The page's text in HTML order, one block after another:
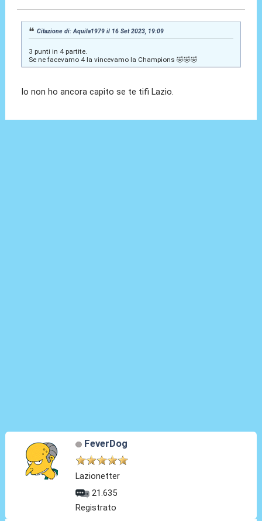
Citazione di: Aquila1979 il 16 Set 2023, 19:09
3 punti in 4 partite.
Se ne facevamo 4 la vincevamo la Champions 🤣🤣🤣
Io non ho ancora capito se te tifi Lazio.
FeverDog
Lazionetter
21.635
Registrato